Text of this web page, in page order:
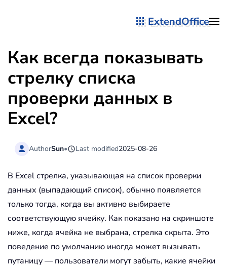
ExtendOffice
Как всегда показывать
стрелку списка
проверки данных в
Excel?
AuthorSun• Last modified2025-08-26
В Excel стрелка, указывающая на список проверки
данных (выпадающий список), обычно появляется
только тогда, когда вы активно выбираете
соответствующую ячейку. Как показано на скриншоте
ниже, когда ячейка не выбрана, стрелка скрыта. Это
поведение по умолчанию иногда может вызывать
путаницу — пользователи могут забыть, какие ячейки